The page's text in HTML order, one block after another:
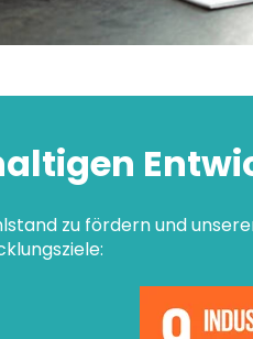
zu fördern und